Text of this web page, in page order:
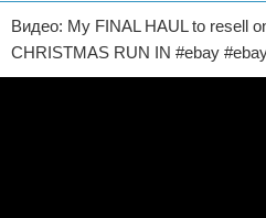
Своими руками
Отказ от ответственности
Видео: My FINAL HAUL to resell
CHRISTMAS RUN IN #ebay